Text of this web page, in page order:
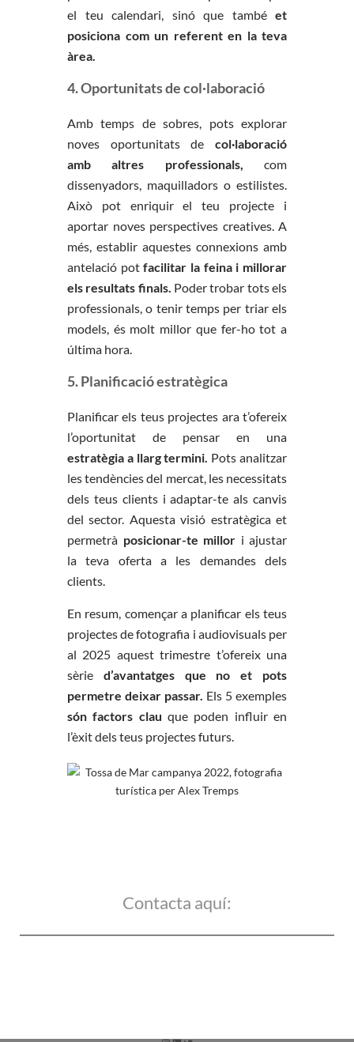
el teu calendari, sinó que també et
posiciona com un referent en la teva
àrea.
4. Oportunitats de col·laboració
Amb temps de sobres, pots explorar
noves oportunitats de col·laboració
amb altres professionals, com
dissenyadors, maquilladors o estilistes.
Això pot enriquir el teu projecte i
aportar noves perspectives creatives. A
més, establir aquestes connexions amb
antelació potfacilitar la feina i millorar
els resultats finals. Poder trobar tots els
professionals, o tenir temps per triar els
models, és molt millor que fer-ho tot a
última hora.
5. Planificació estratègica
Planificar els teus projectes ara t’ofereix
l’oportunitat de pensar en una
estratègia a llarg termini. Pots analitzar
les tendències del mercat, les necessitats
dels teus clients i adaptar-te als canvis
del sector. Aquesta visió estratègica et
permetrà posicionar-te millor i ajustar
la teva oferta a les demandes dels
clients.
En resum, començar a planificar els teus
projectes de fotografia i audiovisuals per
al 2025 aquest trimestre t’ofereix una
sèrie d’avantatges que no et pots
permetre deixar passar. Els 5 exemples
són factors clau que poden influir en
l’èxit dels teus projectes futurs.
Contacta aquí: